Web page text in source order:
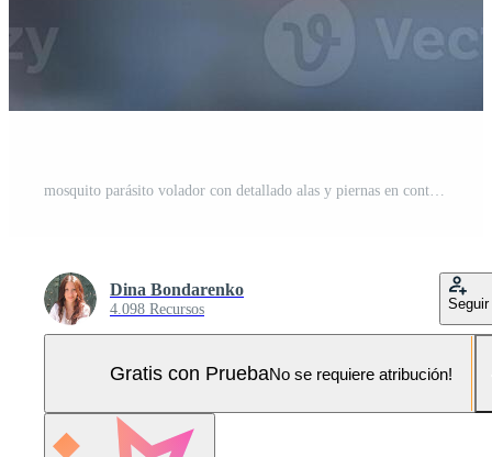
mosquito parásito volador con detallado alas y piernas en contra borroso dorado antecedentes. macro insecto fotografía para parásito control, salud proteccion y enfermedad prevención conceptos. Foto Pro
Dina Bondarenko
4.098 Recursos Seguir
Gratis con PruebaNo se requiere atribución!